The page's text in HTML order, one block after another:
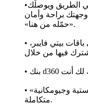
•تطبيق «بلدي+» دليلك اللي يرشدك في الطريق ويوصلّك
وجهتك براحة وأمان
«حمّله من هنا».
• فايبر وأكثر بخصم يصل إلى ٪70 على باقات بيتي فايبر،
• «سبل» مجموعة وطنية تقدّم حلول لوجستية وجيومكانية
متكاملة.